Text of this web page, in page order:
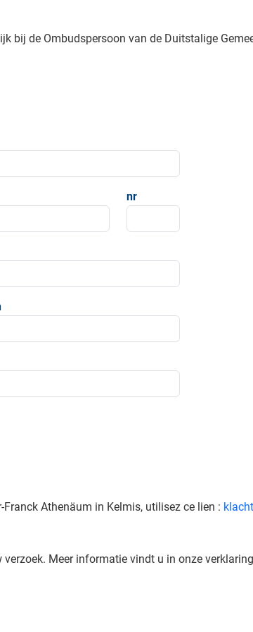
bij de Ombudspersoon van de Duitstalige
nr
Athenäum in Kelmis, utilisez ce lien : klacht
Meer informatie vindt u in onze